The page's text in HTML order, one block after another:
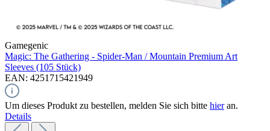
Gamegenic
Magic: The Gathering - Spider-Man / Mountain Premium Art
Sleeves (105 Stück)
EAN: 4251715421949
Um dieses Produkt zu bestellen, melden Sie sich bitte hieran.
Details